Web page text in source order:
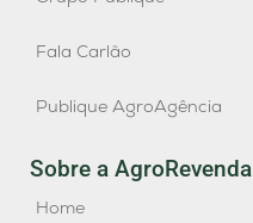
Fala Carlão
Publique AgroAgência
Sobre a AgroRevenda
Home